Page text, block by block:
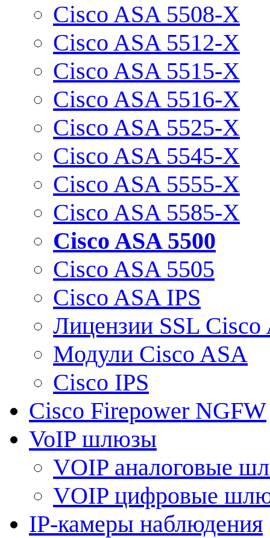
Cisco ASA 5508-X
Cisco ASA 5512-X
Cisco ASA 5515-X
Cisco ASA 5516-X
Cisco ASA 5525-X
Cisco ASA 5545-X
Cisco ASA 5555-X
Cisco ASA 5585-X
Cisco ASA 5500
Cisco ASA 5505
Cisco ASA IPS
Лицензии SSL Cisco
Модули Cisco ASA
Cisco IPS
Cisco Firepower NGFW
VoIP шлюзы
VOIP аналоговые
VOIP цифровые
IP-камеры наблюдения